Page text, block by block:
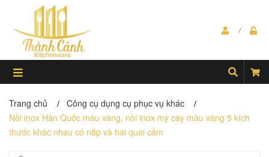
Trang chủ / Công cụ dụng cụ phục vụ khác /
Nồi inox Hàn Quốc màu vàng, nồi inox mỳ cay màu vàng 5 kích
thước khác nhau có nắp và hai quai cầm